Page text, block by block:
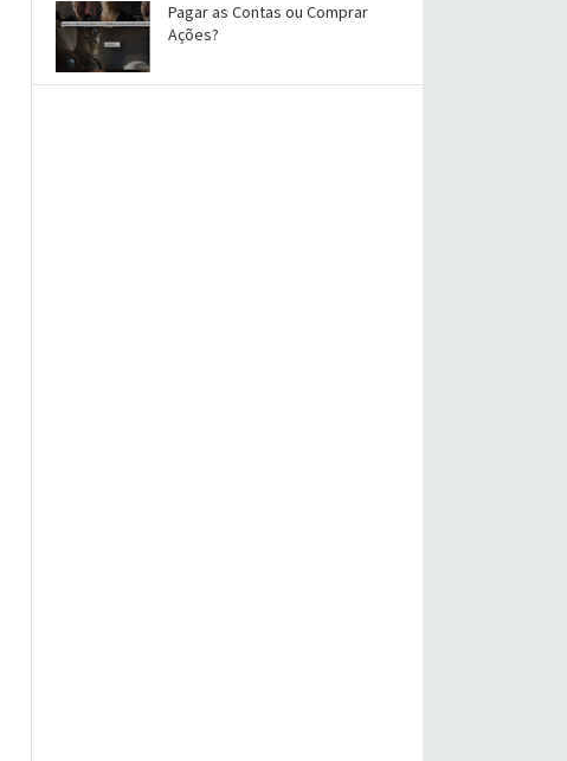
Pagar as Contas ou Comprar
Ações?